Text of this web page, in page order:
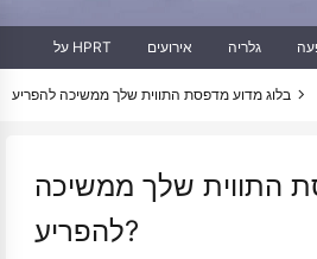
על HPRT אירועים גלריה
בלוג
התווית שלך ממשיכה
להפריע?